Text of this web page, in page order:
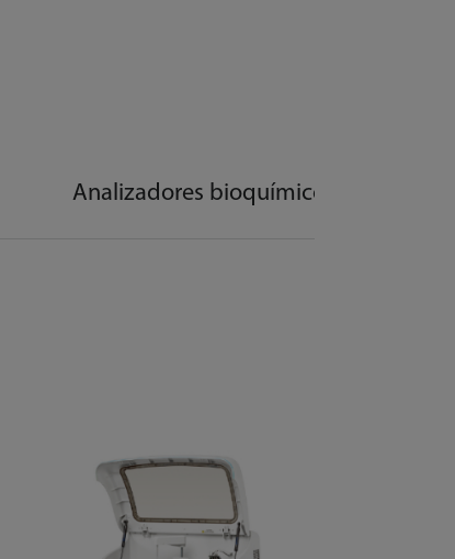
Analizadores bioquímicos escalables